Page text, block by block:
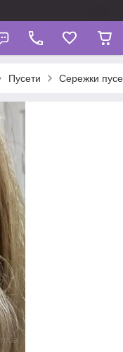
Пусети Сережки